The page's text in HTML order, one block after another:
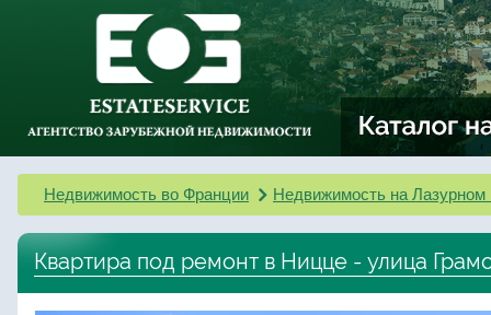
Недвижимость во Франции Недвижимость на Лазурном
Квартира под ремонт в Ницце - улица